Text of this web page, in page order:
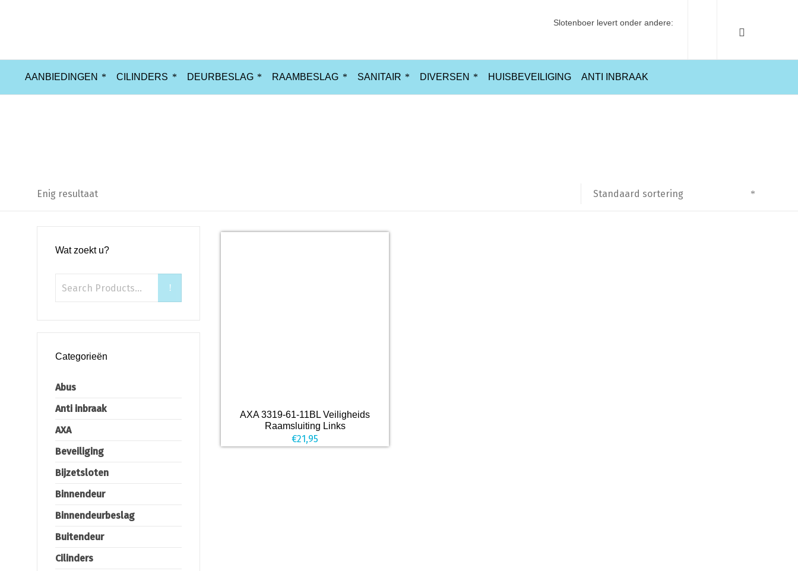
Slotenboer levert onder andere:
AANBIEDINGEN CILINDERS DEURBESLAG RAAMBESLAG SANITAIR DIVERSEN HUISBEVEILIGING ANTI INBRAAK
Enig resultaat Standaard sortering
AXA 3319-61-11BL Veiligheids
Raamsluiting Links
€21,95
Wat zoekt u?
Categorieën
Abus
Anti inbraak
AXA
Beveiliging
Bijzetsloten
Binnendeur
Binnendeurbeslag
Buitendeur
Cilinders